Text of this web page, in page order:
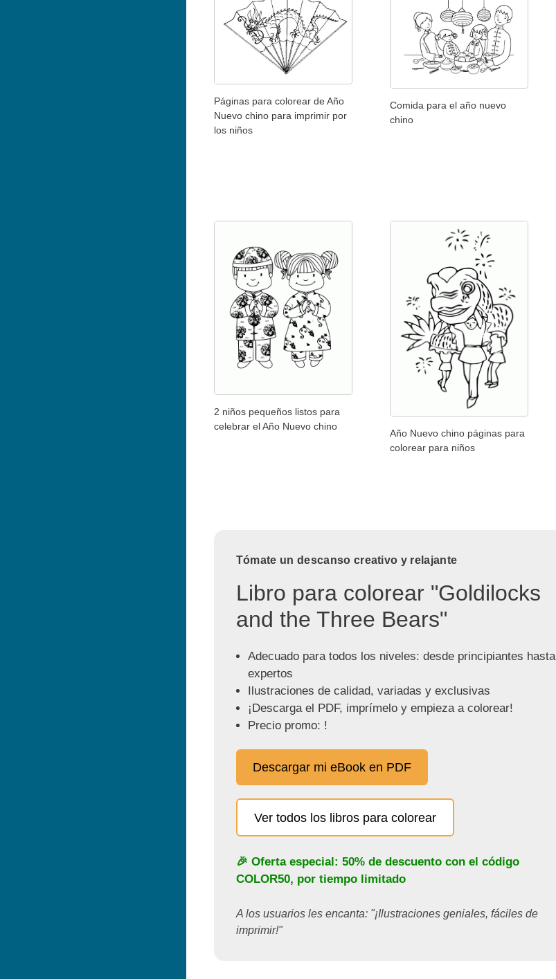
Páginas para colorear de Año
Nuevo chino para imprimir por
los niños
Comida para el año nuevo
chino
2 niños pequeños listos para
celebrar el Año Nuevo chino
Año Nuevo chino páginas para
colorear para niños
Tómate un descanso creativo y relajante
Libro para colorear "Goldilocks
and the Three Bears"
Adecuado para todos los niveles: desde principiantes hasta
expertos
Ilustraciones de calidad, variadas y exclusivas
¡Descarga el PDF, imprímelo y empieza a colorear!
Precio promo: !
Descargar mi eBook en PDF
Ver todos los libros para colorear
🎉 Oferta especial: 50% de descuento con el código
COLOR50, por tiempo limitado
A los usuarios les encanta: "¡Ilustraciones geniales, fáciles de
imprimir!"